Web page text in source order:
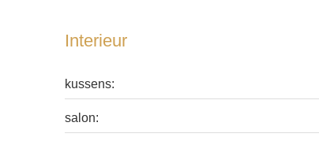
Interieur
kussens:
salon: